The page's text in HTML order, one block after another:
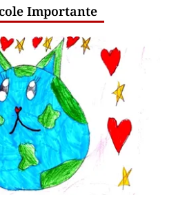
Importante